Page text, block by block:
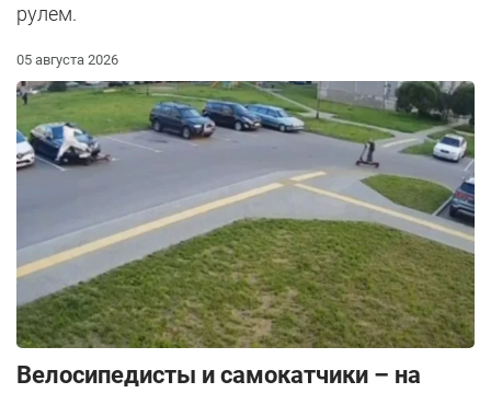
рулем.
05 августа 2026
Велосипедисты и самокатчики – на